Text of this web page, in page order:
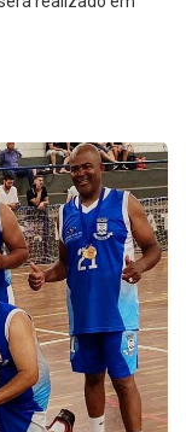
realizado em